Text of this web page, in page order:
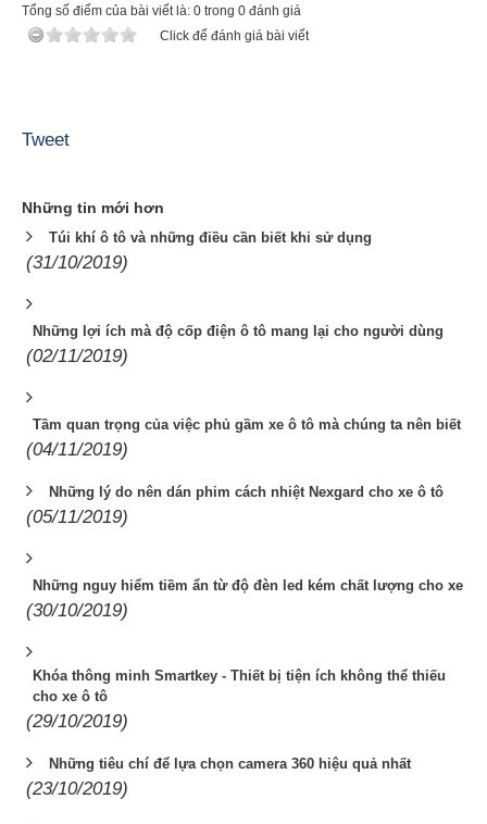
Tổng số điểm của bài viết là: 0 trong 0 đánh giá
Click để đánh giá bài viết
Tweet
Những tin mới hơn
Túi khí ô tô và những điều cần biết khi sử dụng
(31/10/2019)
Những lợi ích mà độ cốp điện ô tô mang lại cho người dùng
(02/11/2019)
Tầm quan trọng của việc phủ gầm xe ô tô mà chúng ta nên biết
(04/11/2019)
Những lý do nên dán phim cách nhiệt Nexgard cho xe ô tô
(05/11/2019)
Những nguy hiểm tiềm ẩn từ độ đèn led kém chất lượng cho xe
(30/10/2019)
Khóa thông minh Smartkey - Thiết bị tiện ích không thể thiếu
cho xe ô tô
(29/10/2019)
Những tiêu chí để lựa chọn camera 360 hiệu quả nhất
(23/10/2019)